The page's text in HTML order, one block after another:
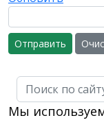
Отправить
Поиск
Мы